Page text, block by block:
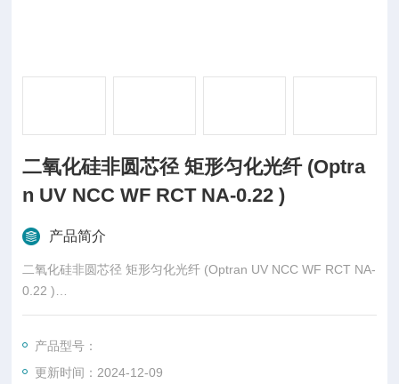
二氧化硅非圆芯径 矩形匀化光纤 (Optra
n UV NCC WF RCT NA-0.22 )
产品简介
二氧化硅非圆芯径 矩形匀化光纤 (Optran UV NCC WF RCT NA-
0.22 )
产品总览
二氧化硅 非圆 芯径光纤
产品型号：
更新时间：2024-12-09